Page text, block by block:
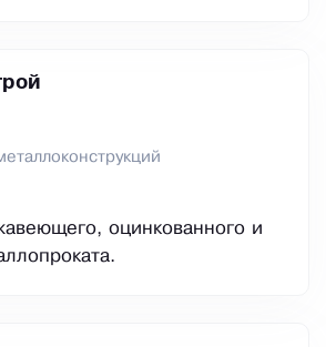
оцинкованного и